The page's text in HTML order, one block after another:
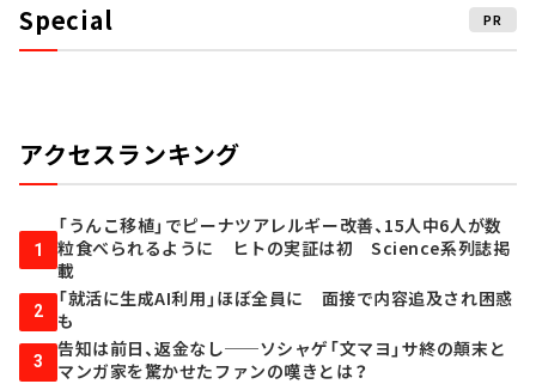
Special PR
アクセスランキング
1
「うんこ移植」でピーナツアレルギー改善、15人中6人が数
粒食べられるように ヒトの実証は初 Science系列誌掲
載
2
「就活に生成AI利用」ほぼ全員に 面接で内容追及され困惑
も
3
告知は前日、返金なし──ソシャゲ「文マヨ」サ終の顛末と
マンガ家を驚かせたファンの嘆きとは？